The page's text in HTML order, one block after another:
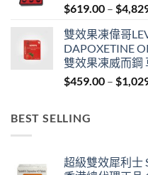
$619.00 – $
雙效果凍偉哥
DAPOXETINE
雙效果凍威而鋼
$459.00 – $
BEST SELLING
超級雙效犀利士